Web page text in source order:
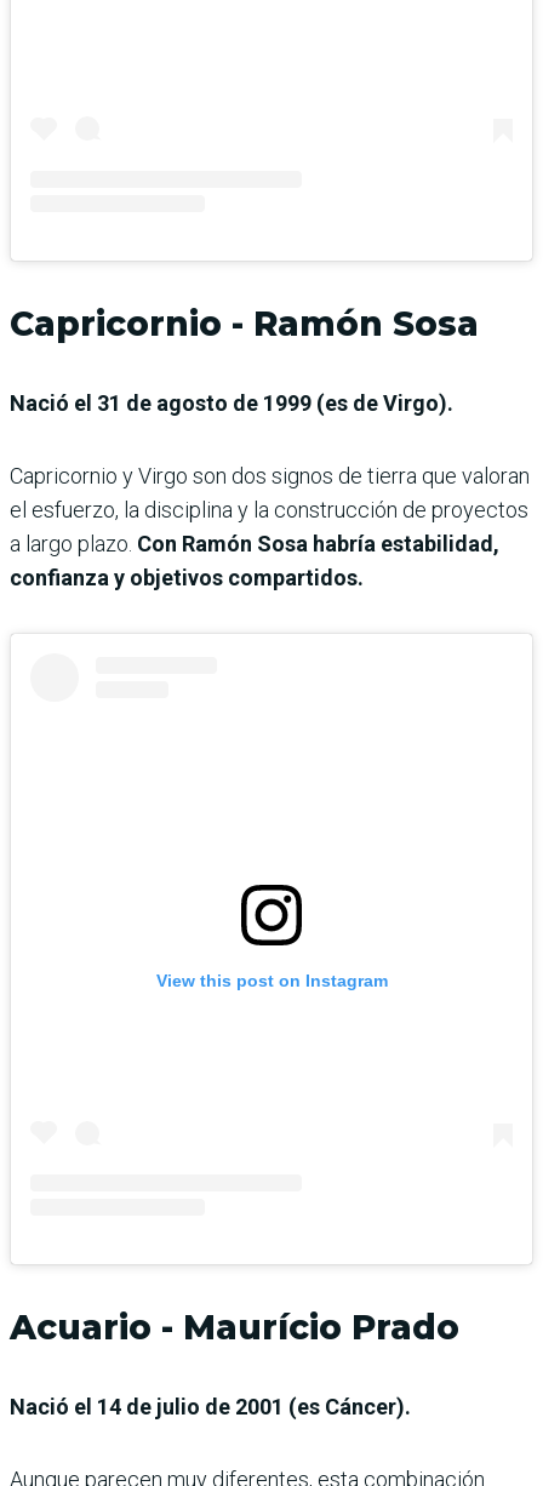
Capricornio - Ramón Sosa
Nació el 31 de agosto de 1999 (es de Virgo).
Capricornio y Virgo son dos signos de tierra que valoran
el esfuerzo, la disciplina y la construcción de proyectos
a largo plazo. Con Ramón Sosa habría estabilidad,
confianza y objetivos compartidos.
View this post on Instagram
Acuario - Maurício Prado
Nació el 14 de julio de 2001 (es Cáncer).
Aunque parecen muy diferentes, esta combinación